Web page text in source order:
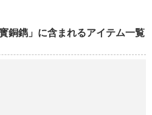
銅鐫」に含まれるアイテム一覧